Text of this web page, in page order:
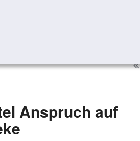
Anspruch auf